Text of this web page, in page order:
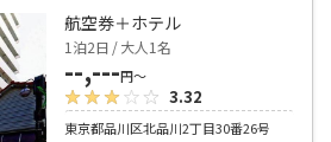
航空券＋ホテル
1泊2日 / 大人1名
--,---円～
3.32
東京都品川区北品川2丁目30番26号